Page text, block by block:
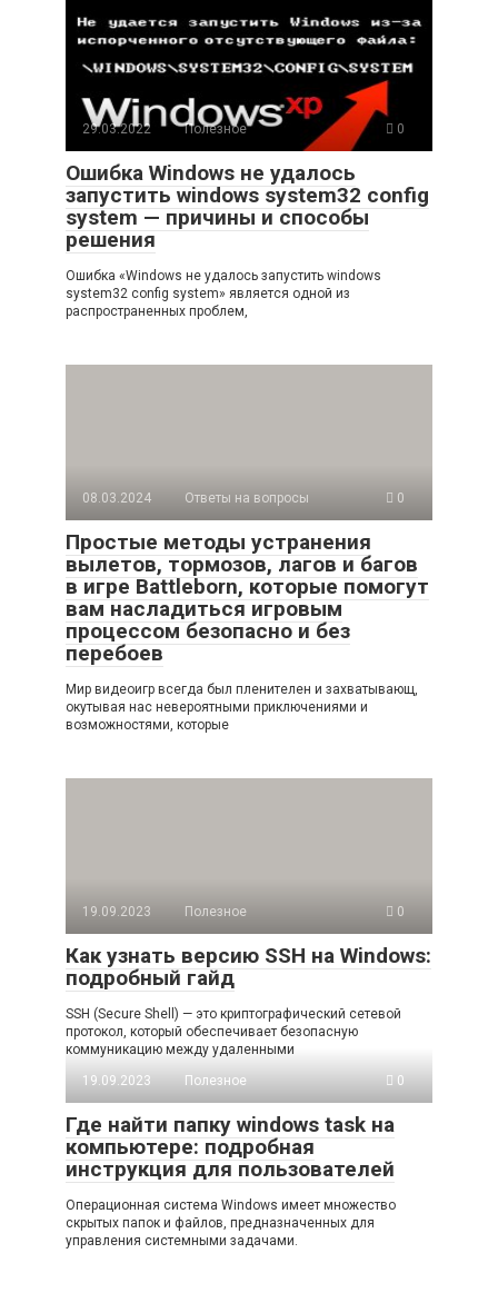
29.03.2022 Полезное 0
Ошибка Windows не удалось
запустить windows system32 config
system — причины и способы
решения
Ошибка «Windows не удалось запустить windows
system32 config system» является одной из
распространенных проблем,
08.03.2024 Ответы на вопросы 0
Простые методы устранения
вылетов, тормозов, лагов и багов
в игре Battleborn, которые помогут
вам насладиться игровым
процессом безопасно и без
перебоев
Мир видеоигр всегда был пленителен и захватывающ,
окутывая нас невероятными приключениями и
возможностями, которые
19.09.2023 Полезное 0
Как узнать версию SSH на Windows:
подробный гайд
SSH (Secure Shell) — это криптографический сетевой
протокол, который обеспечивает безопасную
коммуникацию между удаленными
19.09.2023
Полезное 0
Где найти папку windows task на
компьютере: подробная
инструкция для пользователей
Операционная система Windows имеет множество
скрытых папок и файлов, предназначенных для
управления системными задачами.